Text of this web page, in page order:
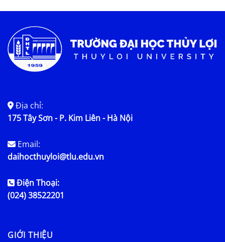
Địa chỉ:
175 Tây Sơn - P. Kim Liên - Hà Nội
Email:
daihocthuyloi@tlu.edu.vn
Điện Thoại:
(024) 38522201
GIỚI THIỆU